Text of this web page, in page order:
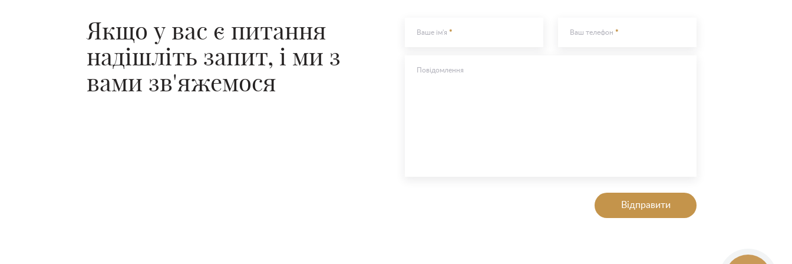
Якщо у вас є питання
надішліть запит, і ми з
вами зв'яжемося
Ваше ім'я Ваш телефон
Повідомлення
Відправити